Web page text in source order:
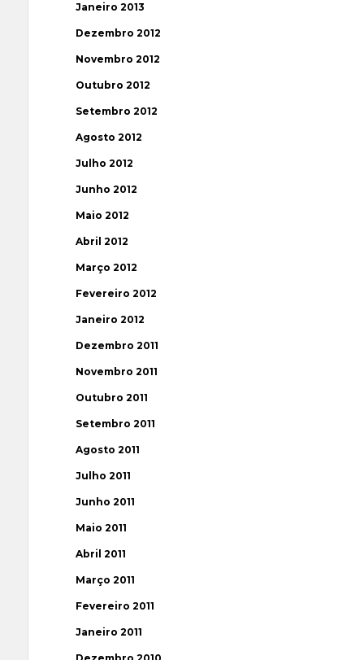
Janeiro 2013
Dezembro 2012
Novembro 2012
Outubro 2012
Setembro 2012
Agosto 2012
Julho 2012
Junho 2012
Maio 2012
Abril 2012
Março 2012
Fevereiro 2012
Janeiro 2012
Dezembro 2011
Novembro 2011
Outubro 2011
Setembro 2011
Agosto 2011
Julho 2011
Junho 2011
Maio 2011
Abril 2011
Março 2011
Fevereiro 2011
Janeiro 2011